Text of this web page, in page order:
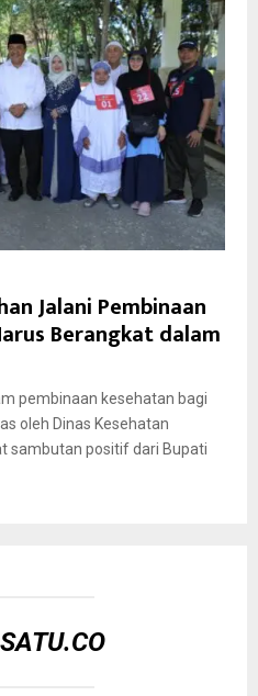
Jalani Pembinaan
Berangkat dalam
pembinaan kesehatan bagi
oleh Dinas Kesehatan
sambutan positif dari Bupati